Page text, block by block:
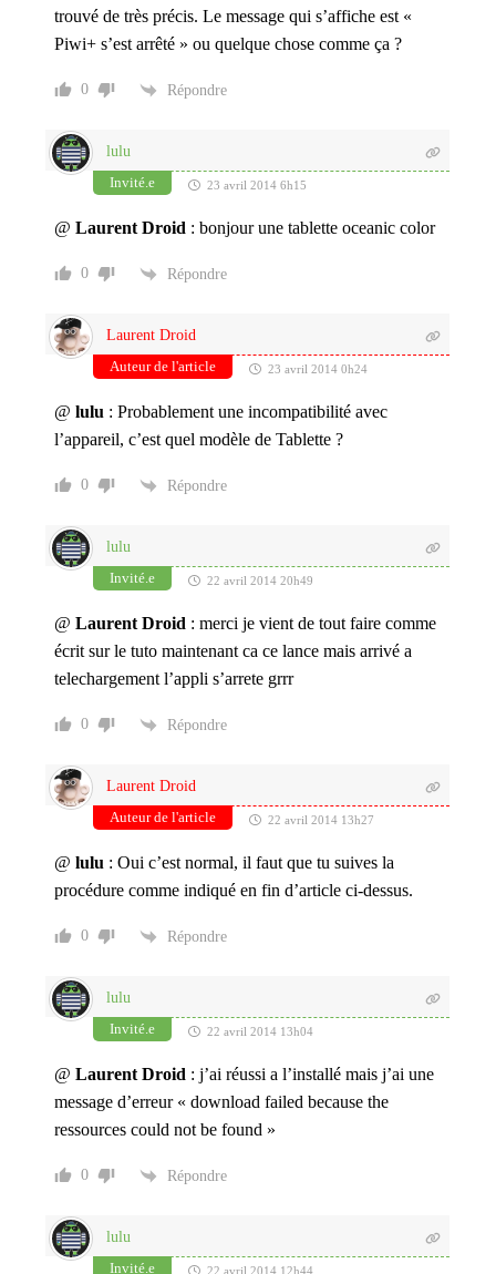
trouvé de très précis. Le message qui s’affiche est «
Piwi+ s’est arrêté » ou quelque chose comme ça ?
0 Répondre
lulu
Invité.e
23 avril 2014 6h15
@ Laurent Droid : bonjour une tablette oceanic color
0 Répondre
Laurent Droid
Auteur de l'article
23 avril 2014 0h24
@ lulu : Probablement une incompatibilité avec
l’appareil, c’est quel modèle de Tablette ?
0 Répondre
lulu
Invité.e
22 avril 2014 20h49
@ Laurent Droid : merci je vient de tout faire comme
écrit sur le tuto maintenant ca ce lance mais arrivé a
telechargement l’appli s’arrete grrr
0 Répondre
Laurent Droid
Auteur de l'article
22 avril 2014 13h27
@ lulu : Oui c’est normal, il faut que tu suives la
procédure comme indiqué en fin d’article ci-dessus.
0 Répondre
lulu
Invité.e
22 avril 2014 13h04
@ Laurent Droid : j’ai réussi a l’installé mais j’ai une
message d’erreur « download failed because the
ressources could not be found »
0 Répondre
lulu
Invité.e
22 avril 2014 12h44